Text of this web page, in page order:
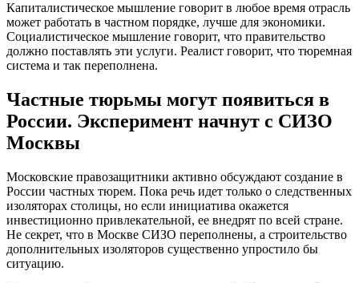
Капиталистическое мышление говорит в любое время отрасль
может работать в частном порядке, лучше для экономики.
Социалистическое мышление говорит, что правительство
должно поставлять эти услуги. Реалист говорит, что тюремная
система и так переполнена.
Частные тюрьмы могут появиться в
России. Эксперимент начнут с СИЗО
Москвы
Московские правозащитники активно обсуждают создание в
России частных тюрем. Пока речь идет только о следственных
изоляторах столицы, но если инициатива окажется
инвестиционно привлекательной, ее внедрят по всей стране.
Не секрет, что в Москве СИЗО переполнены, а строительство
дополнительных изоляторов существенно упростило бы
ситуацию.